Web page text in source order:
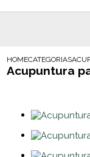
HOMECATEGORIAS
Acupuntura